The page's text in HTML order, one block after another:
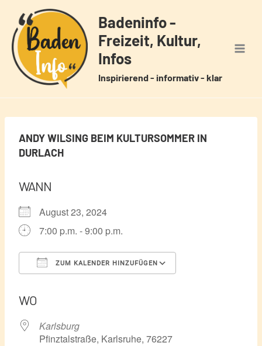
Inhalt
springen
Badeninfo -
Freizeit, Kultur,
Infos
Inspirierend - informativ - klar
ANDY WILSING BEIM KULTURSOMMER IN
DURLACH
WANN
August 23, 2024
7:00 p.m. - 9:00 p.m.
ZUM KALENDER HINZUFÜGEN
WO
Karlsburg
Pfinztalstraße, Karlsruhe, 76227